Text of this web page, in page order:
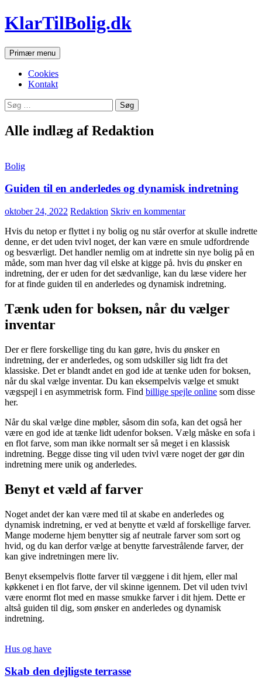
Hop
til
KlarTilBolig.dk
SøgPrimær menu
Cookies
Kontakt
Søg
efter:
Alle indlæg af Redaktion
Bolig
Guiden til en anderledes og dynamisk indretning
oktober 24, 2022 Redaktion Skriv en kommentar
Hvis du netop er flyttet i ny bolig og nu står overfor at skulle indrette
denne, er det uden tvivl noget, der kan være en smule udfordrende
og besværligt. Det handler nemlig om at indrette sin nye bolig på en
måde, som man hver dag vil elske at kigge på. hvis du ønsker en
indretning, der er uden for det sædvanlige, kan du læse videre her
for at finde guiden til en anderledes og dynamisk indretning.
Tænk uden for boksen, når du vælger
inventar
Der er flere forskellige ting du kan gøre, hvis du ønsker en
indretning, der er anderledes, og som udskiller sig lidt fra det
klassiske. Det er blandt andet en god ide at tænke uden for boksen,
når du skal vælge inventar. Du kan eksempelvis vælge et smukt
vægspejl i en asymmetrisk form. Find billige spejle online som disse
her.
Når du skal vælge dine møbler, såsom din sofa, kan det også her
være en god ide at tænke lidt udenfor boksen. Vælg måske en sofa i
en flot farve, som man ikke normalt ser så meget i en klassisk
indretning. Begge disse ting vil uden tvivl være noget der gør din
indretning mere unik og anderledes.
Benyt et væld af farver
Noget andet der kan være med til at skabe en anderledes og
dynamisk indretning, er ved at benytte et væld af forskellige farver.
Mange moderne hjem benytter sig af neutrale farver som sort og
hvid, og du kan derfor vælge at benytte farvestrålende farver, der
kan give indretningen mere liv.
Benyt eksempelvis flotte farver til væggene i dit hjem, eller mal
køkkenet i en flot farve, der vil skinne igennem. Det vil uden tvivl
være enormt flot med en masse smukke farver i dit hjem. Dette er
altså guiden til dig, som ønsker en anderledes og dynamisk
indretning.
Hus og have
Skab den dejligste terrasse